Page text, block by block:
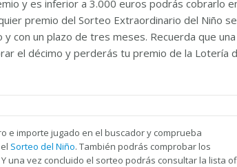
y es inferior a 3.000 euros podrás cobrarlo
premio del Sorteo Extraordinario del Niño se
con un plazo de tres meses. Recuerda que una
el décimo y perderás tu premio de la Lotería
e importe jugado en el buscador y comprueba
Sorteo del Niño. También podrás comprobar los
una vez concluido el sorteo podrás consultar la lista